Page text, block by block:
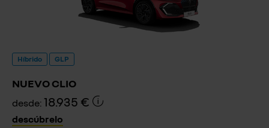
Híbrido GLP
NUEVO CLIO
desde: 18.935 €
descúbrelo